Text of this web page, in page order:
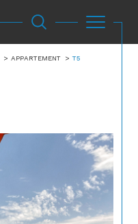
APPARTEMENT T5